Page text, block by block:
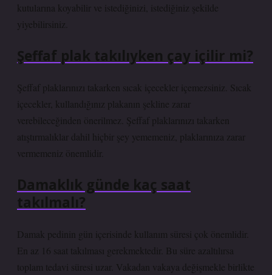
kutularına koyabilir ve istediğinizi, istediğiniz şekilde
yiyebilirsiniz.
Şeffaf plak takılıyken çay içilir mi?
Şeffaf plaklarınızı takarken sıcak içecekler içemezsiniz. Sıcak
içecekler, kullandığınız plakanın şekline zarar
verebileceğinden önerilmez. Şeffaf plaklarınızı takarken
atıştırmalıklar dahil hiçbir şey yememeniz, plaklarınıza zarar
vermemeniz önemlidir.
Damaklık günde kaç saat
takılmalı?
Damak pedinin gün içerisinde kullanım süresi çok önemlidir.
En az 16 saat takılması gerekmektedir. Bu süre azaltılırsa
toplam tedavi süresi uzar. Vakadan vakaya değişmekle birlikte